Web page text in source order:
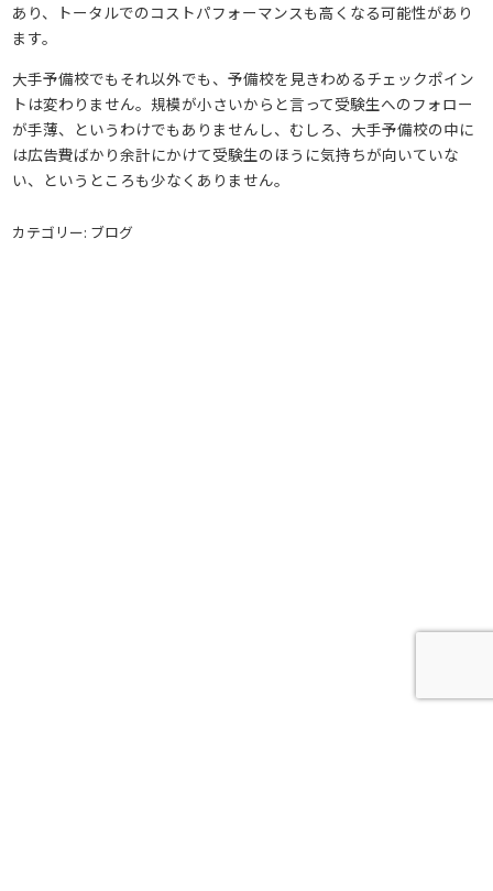
あり、トータルでのコストパフォーマンスも高くなる可能性があり
ます。
大手予備校でもそれ以外でも、予備校を見きわめるチェックポイン
トは変わりません。規模が小さいからと言って受験生へのフォロー
が手薄、というわけでもありませんし、むしろ、大手予備校の中に
は広告費ばかり余計にかけて受験生のほうに気持ちが向いていな
い、というところも少なくありません。
カテゴリー: ブログ